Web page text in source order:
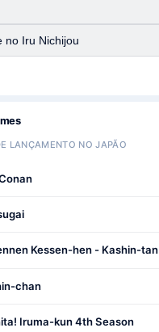
no Iru Nichijou
LANÇAMENTO NO JAPÃO
Kessen-hen - Kashin-tan
chan
Iruma-kun 4th Season